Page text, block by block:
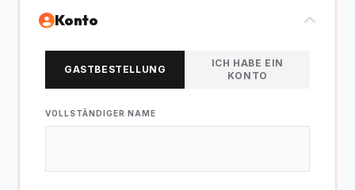
Konto
GASTBESTELLUNG
ICH HABE EIN
KONTO
VOLLSTÄNDIGER NAME